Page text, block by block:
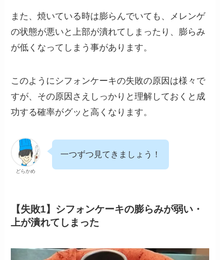
また、焼いている時は膨らんでいても、メレンゲ
の状態が悪いと上部が潰れてしまったり、膨らみ
が低くなってしまう事があります。
このようにシフォンケーキの失敗の原因は様々で
すが、その原因さえしっかりと理解しておくと成
功する確率がグッと高くなります。
どらかめ
一つずつ見てきましょう！
【失敗1】シフォンケーキの膨らみが弱い・
上が潰れてしまった